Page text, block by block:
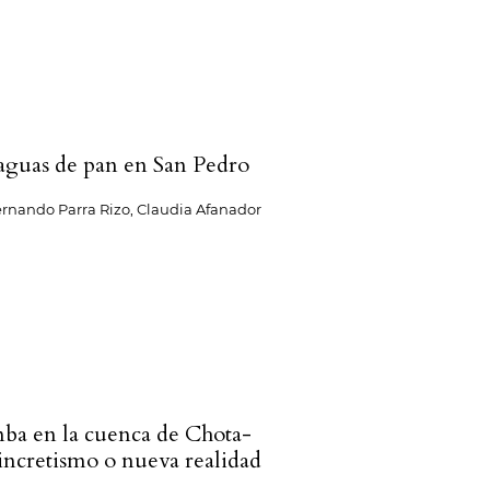
de pan en San Pedro
Parra Rizo, Claudia Afanador
en la cuenca de Chota-
o nueva realidad